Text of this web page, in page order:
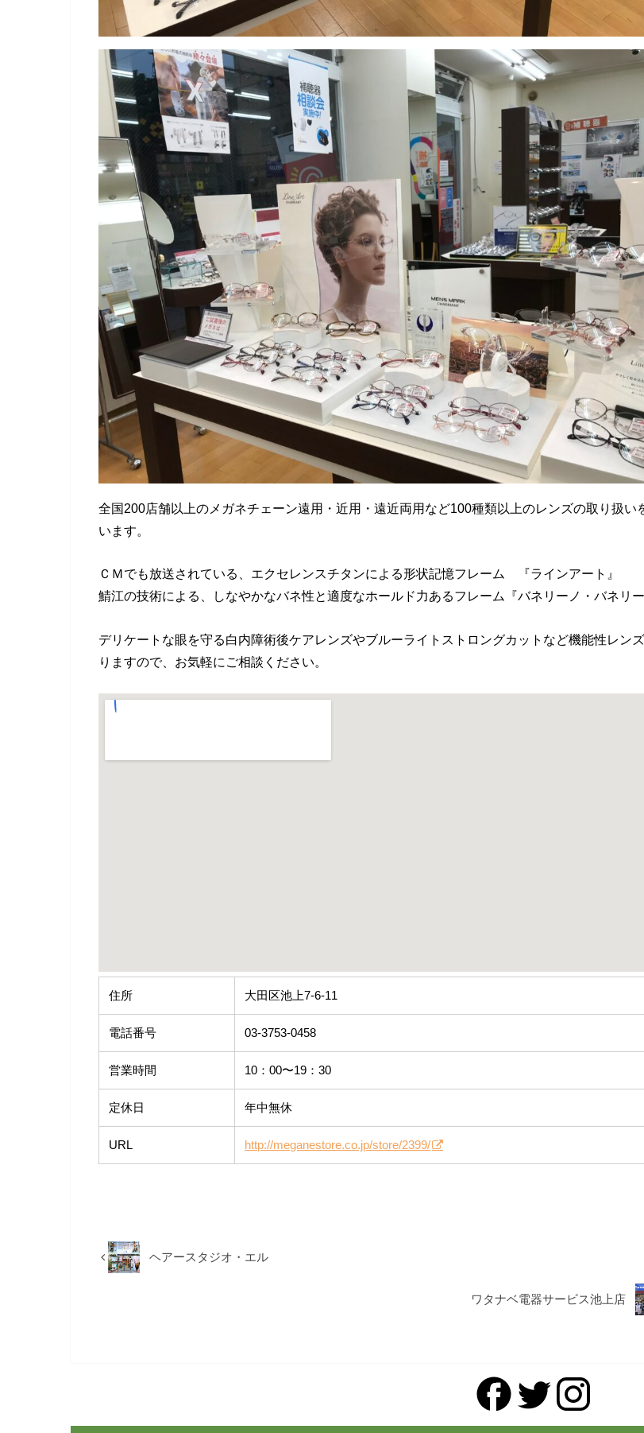
全国200店舗以上のメガネチェーン遠用・近用・遠近両用など100種類以上のレンズの取り扱い
います。
ＣＭでも放送されている、エクセレンスチタンによる形状記憶フレーム 『ラインアート』
鯖江の技術による、しなやかなバネ性と適度なホールド力あるフレーム『バネリーノ・バネリー
デリケートな眼を守る白内障術後ケアレンズやブルーライトストロングカットなど機能性レン
りますので、お気軽にご相談ください。
住所 大田区池上7-6-11
電話番号 03-3753-0458
営業時間 10：00〜19：30
定休日 年中無休
URL http://meganestore.co.jp/store/2399/
ヘアースタジオ・エル
ワタナベ電器サービス池上店